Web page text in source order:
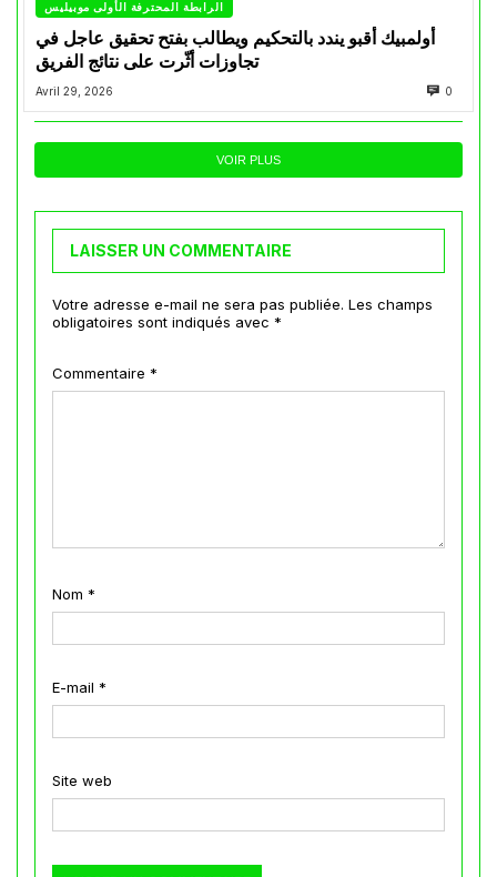
الرابطة المحترفة الأولى موبيليس
أولمبيك أقبو يندد بالتحكيم ويطالب بفتح تحقيق عاجل في
تجاوزات أثّرت على نتائج الفريق
Avril 29, 2026 0
VOIR PLUS
LAISSER UN COMMENTAIRE
Votre adresse e-mail ne sera pas publiée. Les champs
obligatoires sont indiqués avec *
Commentaire *
Nom *
E-mail *
Site web